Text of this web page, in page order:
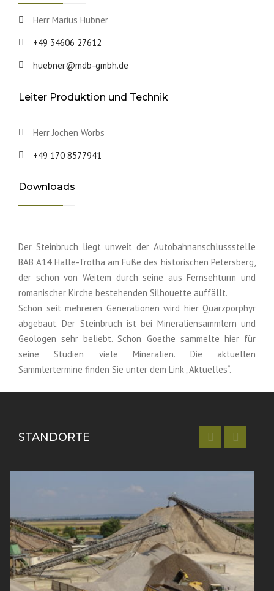
Herr Marius Hübner
+49 34606 27612
huebner@mdb-gmbh.de
Leiter Produktion und Technik
Herr Jochen Worbs
+49 170 8577941
Downloads
Der Steinbruch liegt unweit der Autobahnanschlussstelle
BAB A14 Halle-Trotha am Fuße des historischen Petersberg,
der schon von Weitem durch seine aus Fernsehturm und
romanischer Kirche bestehenden Silhouette auffällt.
Schon seit mehreren Generationen wird hier Quarzporphyr
abgebaut. Der Steinbruch ist bei Mineraliensammlern und
Geologen sehr beliebt. Schon Goethe sammelte hier für
seine Studien viele Mineralien. Die aktuellen
Sammlertermine finden Sie unter dem Link „Aktuelles“.
STANDORTE
Oldisleben